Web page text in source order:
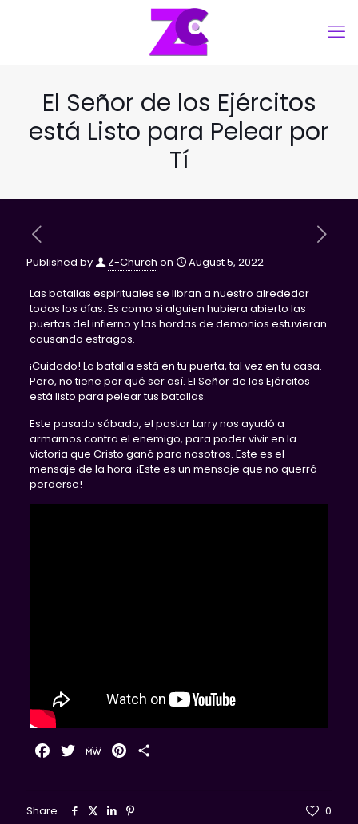
El Señor de los Ejércitos
está Listo para Pelear por
Tí
Published by Z-Church on August 5, 2022
Las batallas espirituales se libran a nuestro alrededor
todos los días. Es como si alguien hubiera abierto las
puertas del infierno y las hordas de demonios estuvieran
causando estragos.
¡Cuidado! La batalla está en tu puerta, tal vez en tu casa.
Pero, no tiene por qué ser así. El Señor de los Ejércitos
está listo para pelear tus batallas.
Este pasado sábado, el pastor Larry nos ayudó a
armarnos contra el enemigo, para poder vivir en la
victoria que Cristo ganó para nosotros. Este es el
mensaje de la hora. ¡Este es un mensaje que no querrá
perderse!
Facebook
TwitterMeWePinterest
Share 0